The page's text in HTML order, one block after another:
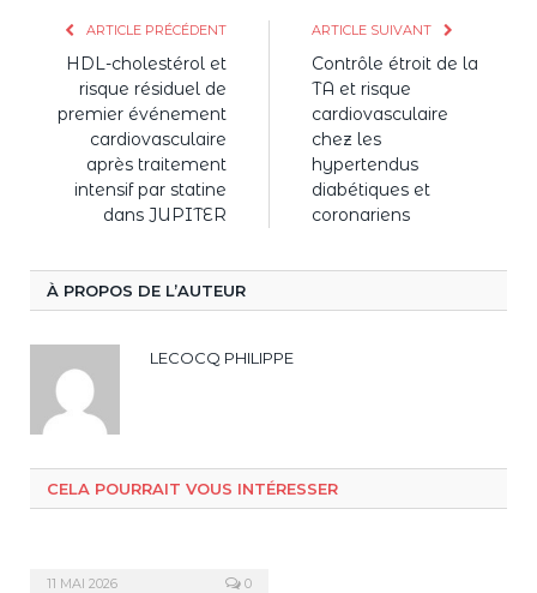
ARTICLE PRÉCÉDENT
HDL-cholestérol et
risque résiduel de
premier événement
cardiovasculaire
après traitement
intensif par statine
dans JUPITER
ARTICLE SUIVANT
Contrôle étroit de la
TA et risque
cardiovasculaire
chez les
hypertendus
diabétiques et
coronariens
À PROPOS DE L’AUTEUR
LECOCQ PHILIPPE
CELA POURRAIT VOUS INTÉRESSER
11 MAI 2026 0